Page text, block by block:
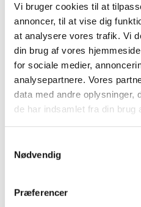
Vi bruger cookies til at
annoncer, til at vise dig
at analysere vores trafik. Vi
din brug af vores
for sociale medier,
analysepartnere. Vores
data med andre oplysninger,
de har indsamlet fra din brug
Nødvendig
Præferencer
2012 (44)
december (2)
november (6)
oktober (4)
august (1)
juli (5)
april (3)